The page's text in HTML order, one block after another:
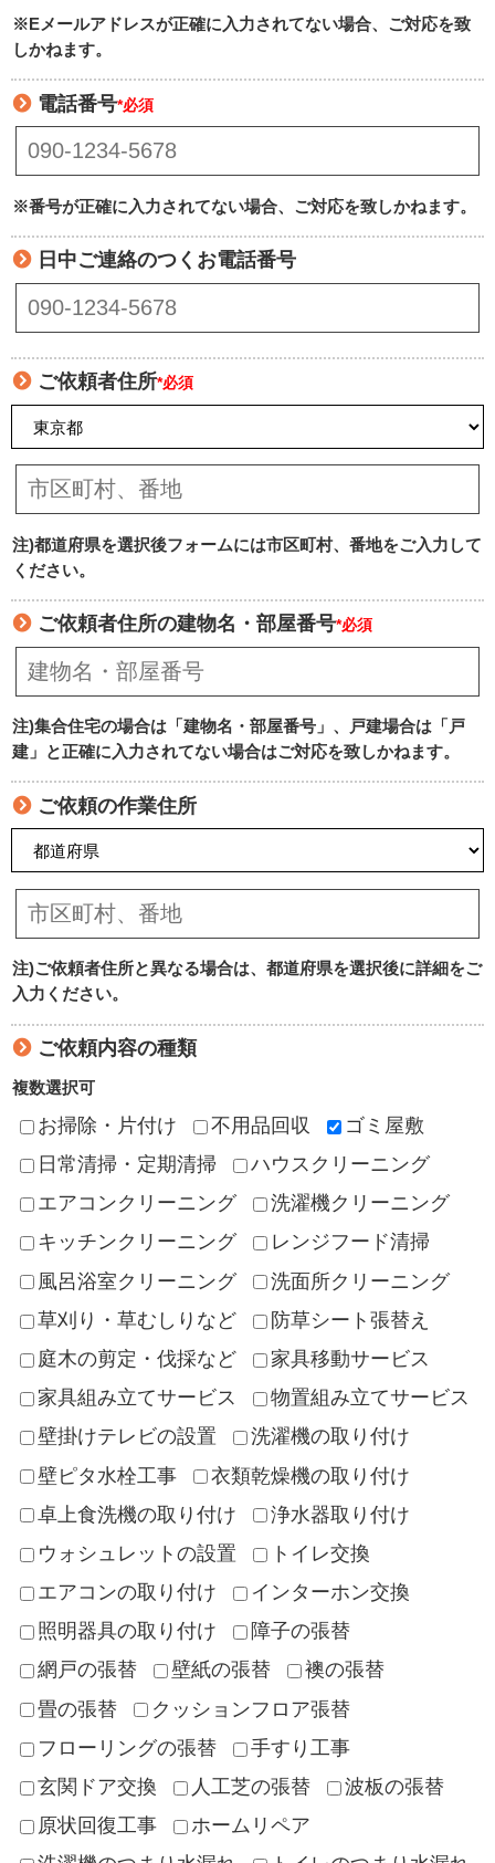
※Eメールアドレスが正確に入力されてない場合、ご対応を致
しかねます。
電話番号*必須
※番号が正確に入力されてない場合、ご対応を致しかねます。
日中ご連絡のつくお電話番号
ご依頼者住所*必須
注)都道府県を選択後フォームには市区町村、番地をご入力して
ください。
ご依頼者住所の建物名・部屋番号*必須
注)集合住宅の場合は「建物名・部屋番号」、戸建場合は「戸
建」と正確に入力されてない場合はご対応を致しかねます。
ご依頼の作業住所
注)ご依頼者住所と異なる場合は、都道府県を選択後に詳細をご
入力ください。
ご依頼内容の種類
複数選択可
お掃除・片付け 不用品回収
ゴミ屋敷
日常清掃・定期清掃
ハウスクリーニング
エアコンクリーニング
洗濯機クリーニング
キッチンクリーニング
レンジフード清掃
風呂浴室クリーニング
洗面所クリーニング
草刈り・草むしりなど
防草シート張替え
庭木の剪定・伐採など
家具移動サービス
家具組み立てサービス
物置組み立てサービス
壁掛けテレビの設置
洗濯機の取り付け
壁ピタ水栓工事
衣類乾燥機の取り付け
卓上食洗機の取り付け
浄水器取り付け
ウォシュレットの設置
トイレ交換
エアコンの取り付け
インターホン交換
照明器具の取り付け
障子の張替
網戸の張替
壁紙の張替
襖の張替
畳の張替
クッションフロア張替
フローリングの張替
手すり工事
玄関ドア交換
人工芝の張替
波板の張替
原状回復工事
ホームリペア